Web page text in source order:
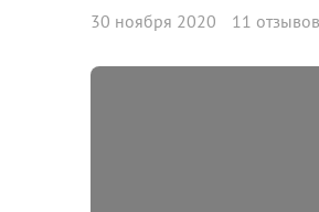
30 ноября 2020 11 отзывов